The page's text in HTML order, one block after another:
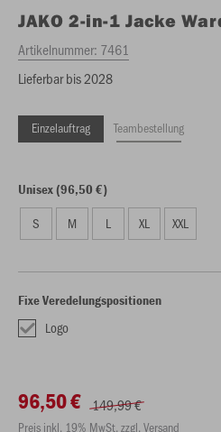
JAKO 2-in-1 Jacke
Artikelnummer: 7461
Lieferbar bis 2028
Einzelauftrag Teambestellung
Unisex (96,50 €)
S M L XL XXL
Fixe Veredelungspositionen
Logo
96,50 € 149,99 €
Preis inkl. 19% MwSt. zzgl. Versand